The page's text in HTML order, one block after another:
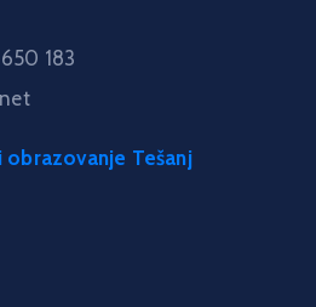
183
obrazovanje Tešanj